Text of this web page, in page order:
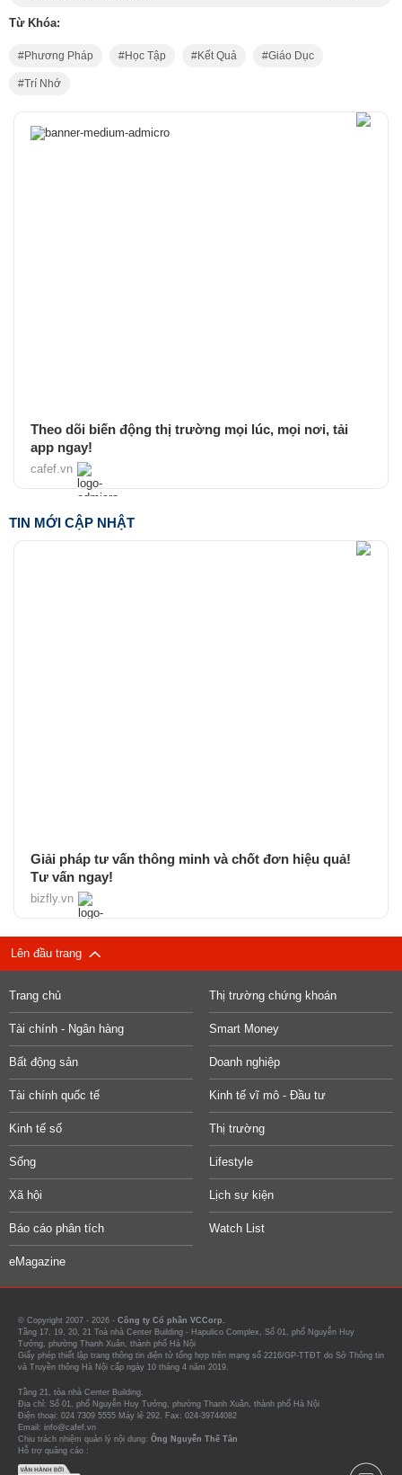
Từ Khóa:
Phương Pháp Học Tập Kết Quả Giáo Dục
Trí Nhớ
Theo dõi biến động thị trường mọi lúc, mọi nơi, tải
app ngay!
cafef.vn
TIN MỚI CẬP NHẬT
Giải pháp tư vấn thông minh và chốt đơn hiệu quả!
Tư vấn ngay!
bizfly.vn
Lên đầu trang
Trang chủ Thị trường chứng khoán
Tài chính - Ngân hàng Smart Money
Bất động sản Doanh nghiệp
Tài chính quốc tế Kinh tế vĩ mô - Đầu tư
Kinh tế số Thị trường
Sống Lifestyle
Xã hội Lịch sự kiện
Báo cáo phân tích Watch List
eMagazine
© Copyright 2007 - 2026 - Công ty Cổ phần VCCorp.
Tầng 17, 19, 20, 21 Toà nhà Center Building - Hapulico Complex, Số 01, phố Nguyễn Huy
Tưởng, phường Thanh Xuân, thành phố Hà Nội
Giấy phép thiết lập trang thông tin điện tử tổng hợp trên mạng số 2216/GP-TTĐT do Sở Thông tin
và Truyền thông Hà Nội cấp ngày 10 tháng 4 năm 2019.
Tầng 21, tòa nhà Center Building.
Địa chỉ: Số 01, phố Nguyễn Huy Tưởng, phường Thanh Xuân, thành phố Hà Nội
Điện thoại: 024 7309 5555 Máy lẻ 292. Fax: 024-39744082
Email: info@cafef.vn
Chịu trách nhiệm quản lý nội dung: Ông Nguyễn Thế Tân
Hỗ trợ quảng cáo :